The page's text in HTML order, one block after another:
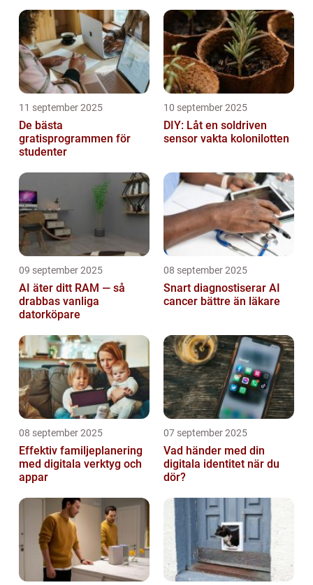
11 september 2025
De bästa
gratisprogrammen för
studenter
10 september 2025
DIY: Låt en soldriven
sensor vakta kolonilotten
09 september 2025
AI äter ditt RAM — så
drabbas vanliga
datorköpare
08 september 2025
Snart diagnostiserar AI
cancer bättre än läkare
08 september 2025
Effektiv familjeplanering
med digitala verktyg och
appar
07 september 2025
Vad händer med din
digitala identitet när du
dör?